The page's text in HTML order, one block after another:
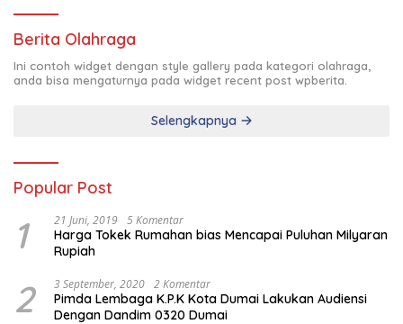
Berita Olahraga
Ini contoh widget dengan style gallery pada kategori olahraga,
anda bisa mengaturnya pada widget recent post wpberita.
Selengkapnya
Popular Post
1 21 Juni, 2019 5 Komentar
Harga Tokek Rumahan bias Mencapai Puluhan Milyaran
Rupiah
2 3 September, 2020 2 Komentar
Pimda Lembaga K.P.K Kota Dumai Lakukan Audiensi
Dengan Dandim 0320 Dumai